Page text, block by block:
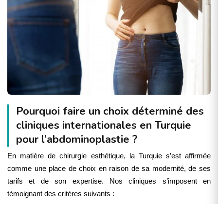
Pourquoi faire un choix déterminé des
cliniques internationales en Turquie
pour l’abdominoplastie ?
En matière de chirurgie esthétique, la Turquie s’est affirmée
comme une place de choix en raison de sa modernité, de ses
tarifs et de son expertise. Nos cliniques s’imposent en
témoignant des critères suivants :